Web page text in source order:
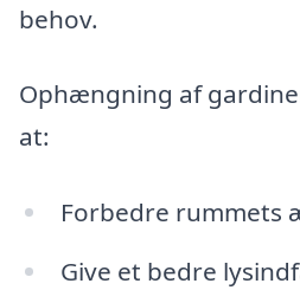
behov.
Ophængning af
at:
Forbedre rummets
Give et bedre